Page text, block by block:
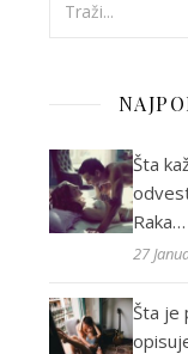
Šta
Raka…
27
Šta je